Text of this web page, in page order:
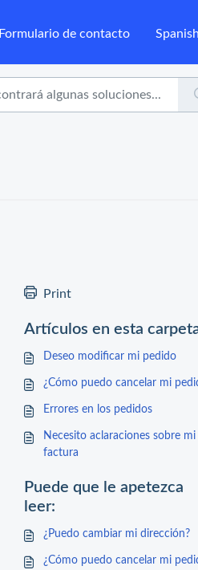
Formulario de contacto Spanish
Print
Artículos en esta
Deseo modificar mi pedido
¿Cómo puedo cancelar mi
Errores en los pedidos
Necesito aclaraciones sobre mi
factura
Puede que le apetezca
leer:
¿Puedo cambiar mi dirección?
¿Cómo puedo cancelar mi